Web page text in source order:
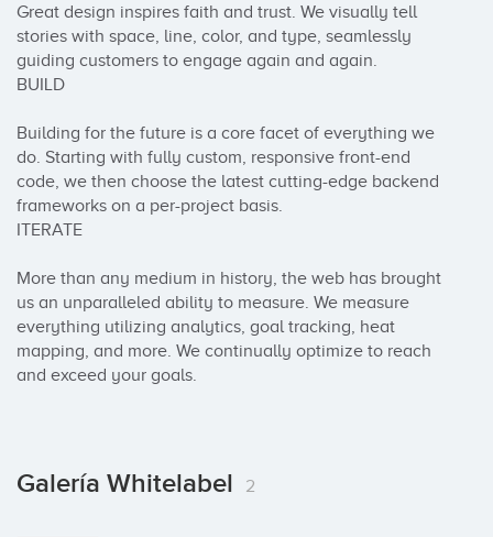
Great design inspires faith and trust. We visually tell
stories with space, line, color, and type, seamlessly
guiding customers to engage again and again.
BUILD
Building for the future is a core facet of everything we
do. Starting with fully custom, responsive front-end
code, we then choose the latest cutting-edge backend
frameworks on a per-project basis.
ITERATE
More than any medium in history, the web has brought
us an unparalleled ability to measure. We measure
everything utilizing analytics, goal tracking, heat
mapping, and more. We continually optimize to reach
and exceed your goals.
Galería Whitelabel 2